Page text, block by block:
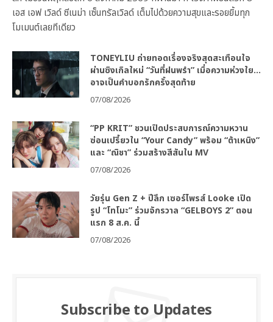
เอส เอฟ เวิลด์ ซีเนม่า เซ็นทรัลเวิลด์ เต็มไปด้วยความสุขและรอยยิ้มทุก
โมเมนต์เลยทีเดียว
TONEYLIU ถ่ายทอดเรื่องจริงสุดสะเทือนใจ
ผ่านซิงเกิลใหม่ “วันที่ฝนพรำ” เมื่อความห่วงใย…
อาจเป็นคำบอกรักครั้งสุดท้าย
07/08/2026
“PP KRIT” ชวนเปิดประสบการณ์ความหวาน
ซ่อนเปรี้ยวใน “Your Candy” พร้อม “ต้าเหนิง”
และ “ณิชา” ร่วมสร้างสีสันใน MV
07/08/2026
วัยรุ่น Gen Z + ปีลึก เซอร์ไพรส์ Looke เปิด
รูป “โทโมะ” ร่วมจักรวาล “GELBOYS 2” ตอน
แรก 8 ส.ค. นี้
07/08/2026
Subscribe to Updates